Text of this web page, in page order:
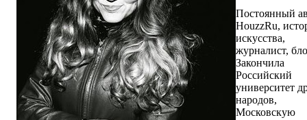
Постоянный
HouzzRu,
искусства,
журналист,
Закончила
Российский
университет
народов,
Московскую